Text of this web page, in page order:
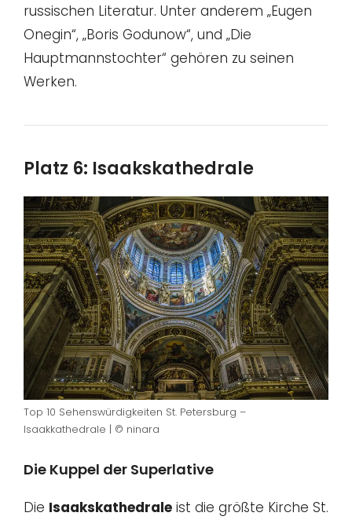
russischen Literatur. Unter anderem „Eugen
Onegin“, „Boris Godunow“, und „Die
Hauptmannstochter“ gehören zu seinen
Werken.
Platz 6: Isaakskathedrale
Top 10 Sehenswürdigkeiten St. Petersburg –
Isaakkathedrale | © ninara
Die Kuppel der Superlative
Die Isaakskathedrale ist die größte Kirche St.